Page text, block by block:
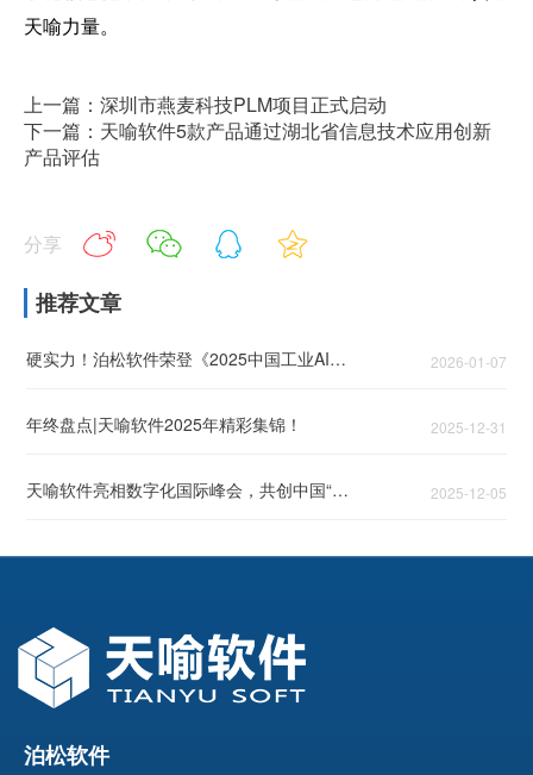
天喻力量。
上一篇：深圳市燕麦科技PLM项目正式启动
下一篇：天喻软件5款产品通过湖北省信息技术应用创新
产品评估
分享
推荐文章
硬实力！泊松软件荣登《2025中国工业AI领军企业TOP50》！ 2026-01-07
年终盘点|天喻软件2025年精彩集锦！ 2025-12-31
天喻软件亮相数字化国际峰会，共创中国“智”造时代产品创新变革之道！ 2025-12-05
泊松软件